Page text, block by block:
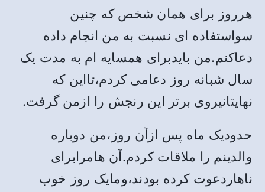
هرروز برای همان شخص که چنین
سواستفاده ای نسبت به من انجام داده
دعاکنم.من بایدبرای همسایه ام به مدت یک
سال شبانه روز دعامی کردم،تااین که
نهایتانیروی برتر این رنجش را ازمن گرفت.
حدودیک ماه پس ازآن روز،من دوباره
والدینم را ملاقات کردم.آن هامرابرای
ناهاردعوت کرده بودند،ومایک روز خوب